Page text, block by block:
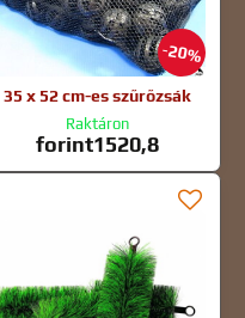
20%
35 x 52 cm-es szűrőzsák
Raktáron
forint1520,8